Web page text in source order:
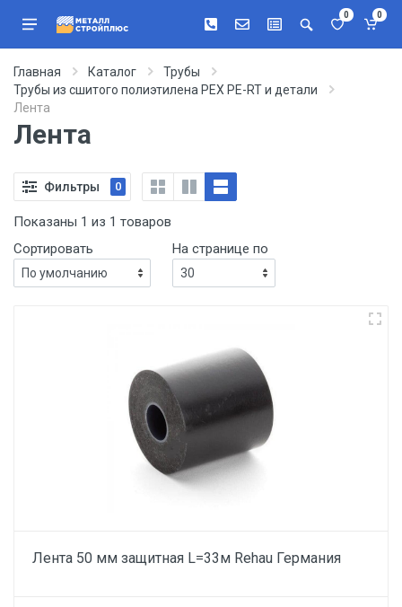
0 0
Главная Каталог
Трубы
Трубы из сшитого полиэтилена PEX PE-RT и детали
Лента
Лента
Фильтры 0
Показаны 1 из 1 товаров
Сортировать
На странице по
Лента 50 мм защитная L=33м Rehau Германия